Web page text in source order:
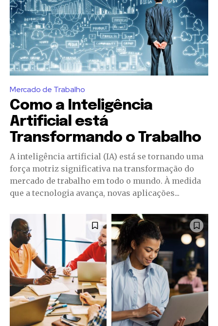
Mercado de Trabalho
Como a Inteligência
Artificial está
Transformando o Trabalho
A inteligência artificial (IA) está se tornando uma
força motriz significativa na transformação do
mercado de trabalho em todo o mundo. À medida
que a tecnologia avança, novas aplicações...